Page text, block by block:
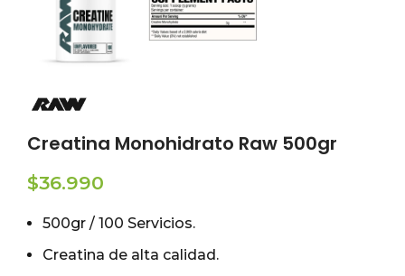
Creatina Monohidrato Raw 500gr
$36.990
500gr / 100 Servicios.
Creatina de alta calidad.